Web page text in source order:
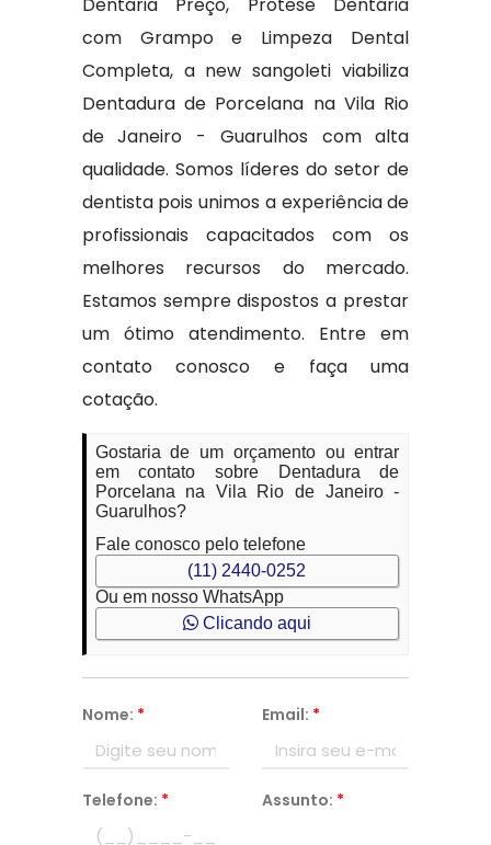
com Grampo e Limpeza Dental
Completa, a new sangoleti viabiliza
Dentadura de Porcelana na Vila Rio
de Janeiro - Guarulhos com alta
qualidade. Somos líderes do setor de
dentista pois unimos a experiência de
profissionais capacitados com os
melhores recursos do mercado.
Estamos sempre dispostos a prestar
um ótimo atendimento. Entre em
contato conosco e faça uma
cotação.
Gostaria de um orçamento ou entrar
em contato sobre Dentadura de
Porcelana na Vila Rio de Janeiro -
Guarulhos?
Fale conosco pelo telefone
(11) 2440-0252
Ou em nosso WhatsApp
Clicando aqui
Nome: * Email: *
Telefone: * Assunto: *